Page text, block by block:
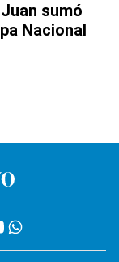
sumó
Nacional